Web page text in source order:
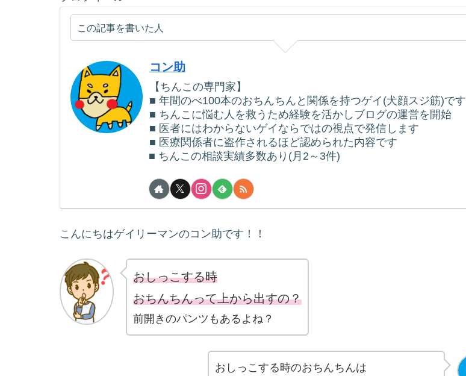
この記事を書いた人
コン助
【ちんこの専門家】
■ 年間のべ100本のおちんちんと関係を持つゲイ(犬顔スジ筋)です
■ ちんこに悩む人を救うため経験を活かしブログの運営を開始
■ 医者にはわからないゲイならではの視点で発信します
■ 医療関係者に盗作されるほど認められた内容です
■ ちんこの相談実績多数あり(月2～3件)
こんにちはゲイリーマンのコン助です！！
おしっこする時
おちんちんって上から出すの？
前開きのパンツもあるよね？
おしっこする時のおちんちんは